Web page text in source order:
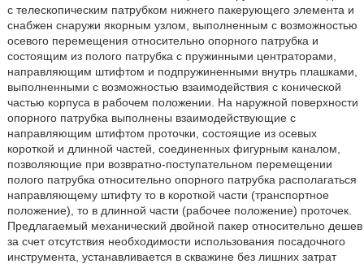
с телескопическим патрубком нижнего пакерующего элемента и
снабжен снаружи якорным узлом, выполненным с возможностью
осевого перемещения относительно опорного патрубка и
состоящим из полого патрубка с пружинными центраторами,
направляющим штифтом и подпружиненными внутрь плашками,
выполненными с возможностью взаимодействия с конической
частью корпуса в рабочем положении. На наружной поверхности
опорного патрубка выполнены взаимодействующие с
направляющим штифтом проточки, состоящие из осевых
короткой и длинной частей, соединенных фигурным каналом,
позволяющие при возвратно-поступательном перемещении
полого патрубка относительно опорного патрубка располагаться
направляющему штифту то в короткой части (транспортное
положение), то в длинной части (рабочее положение) проточек.
Предлагаемый механический двойной пакер относительно дешев
за счет отсутствия необходимости использования посадочного
инструмента, устанавливается в скважине без лишних затрат